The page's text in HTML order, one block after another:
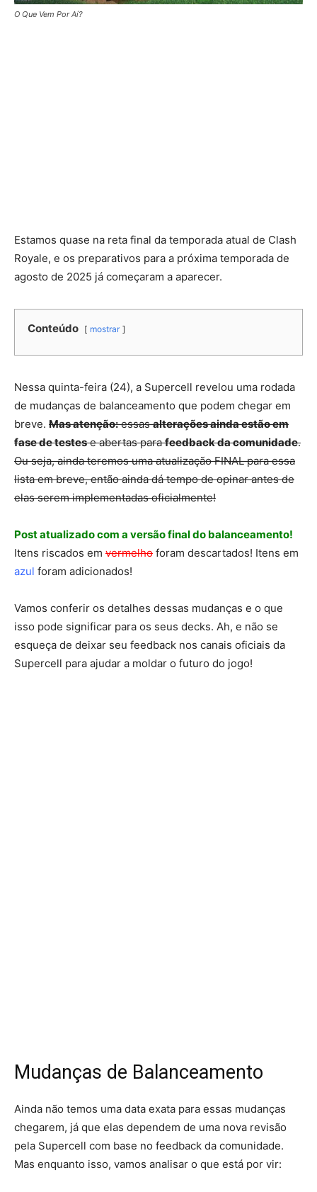
O Que Vem Por Aí?
Estamos quase na reta final da temporada atual de Clash
Royale, e os preparativos para a próxima temporada de
agosto de 2025 já começaram a aparecer.
Conteúdo mostrar
Nessa quinta-feira (24), a Supercell revelou uma rodada
de mudanças de balanceamento que podem chegar em
breve. Mas atenção:essasalterações ainda estão em
fase de testese abertas parafeedback da comunidade.
Ou seja, ainda teremos uma atualização FINAL para essa
lista em breve, então ainda dá tempo de opinar antes de
elas serem implementadas oficialmente!
Post atualizado com a versão final do balanceamento!
Itens riscados em vermelho foram descartados! Itens em
azul foram adicionados!
Vamos conferir os detalhes dessas mudanças e o que
isso pode significar para os seus decks. Ah, e não se
esqueça de deixar seu feedback nos canais oficiais da
Supercell para ajudar a moldar o futuro do jogo!
Mudanças de Balanceamento
Ainda não temos uma data exata para essas mudanças
chegarem, já que elas dependem de uma nova revisão
pela Supercell com base no feedback da comunidade.
Mas enquanto isso, vamos analisar o que está por vir: